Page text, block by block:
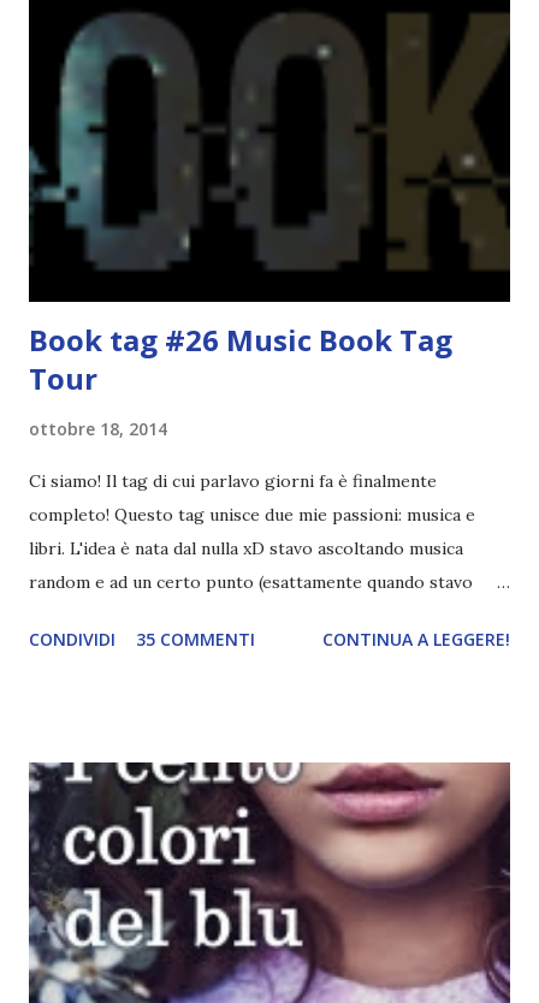
delle amicizie, così mi obbligò a entrare nella squadra dei
Pirati di Orlando. Mi feci degli amici eccome: una masnada di
bambini dell'asilo. Non fu un gran passo avanti, se l'obiettivo
era inserirmi fra i coetanei. Fu soprattutto perché come
statura sovrastavo tutti gli altri giocatori se quell'anno per
un pelo non entrai nella formazione ufficiale. Qu...
Book tag #26 Music Book Tag
Tour
ottobre 18, 2014
Ci siamo! Il tag di cui parlavo giorni fa è finalmente
completo! Questo tag unisce due mie passioni: musica e
libri. L'idea è nata dal nulla xD stavo ascoltando musica
random e ad un certo punto (esattamente quando stavo
quest'idea. Lo scopo del tag è di associare ad ogni canzone
che sono quelle che decidiamo di non fare ma che qualcun
altro potrebbe decidere di fare; Alla fine del tag si passa il
tag (scusate la ripetizione) ad un'altra blogger. Quest'ultima
aggiunge la sua canzone preferita, una descrizione (come
ho fatto io) e il nome del blog e del profilo (per sapere
anche chi è stato taggato) e dopo passa il tag ad un'altra
blogger che a sua volta deve fare il tag completo più la
CONDIVIDI 35 COMMENTI CONTINUA A LEGGERE!